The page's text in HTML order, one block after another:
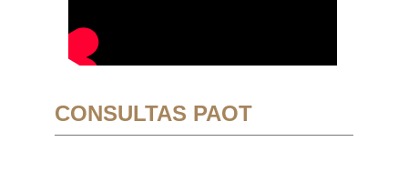
CONSULTAS PAOT